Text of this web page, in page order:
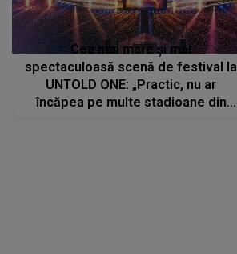
Cea mai mare și mai
spectaculoasă scenă de festival la
UNTOLD ONE: „Practic, nu ar
încăpea pe multe stadioane din